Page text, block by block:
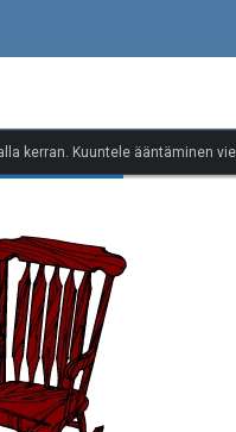
kerran. Kuuntele ääntäminen